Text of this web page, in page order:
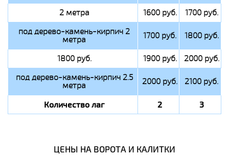
2 метра 1600 руб.
1700 руб.
под дерево-камень-кирпич 2
метра 1700 руб. 1800 руб.
1800 руб. 1900 руб.
2000 руб.
под дерево-камень-кирпич 2.5
метра 2000 руб. 2100 руб.
Количество лаг 2 3
ЦЕНЫ НА ВОРОТА И КАЛИТКИ